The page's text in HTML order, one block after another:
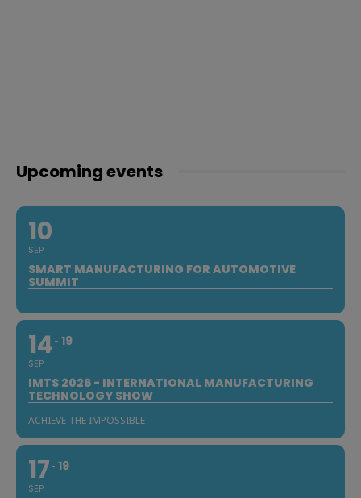
Upcoming events
10
SEP
SMART MANUFACTURING FOR AUTOMOTIVE
SUMMIT
14
SEP
19
IMTS 2026 - INTERNATIONAL MANUFACTURING
TECHNOLOGY SHOW
ACHIEVE THE IMPOSSIBLE
17
SEP
19